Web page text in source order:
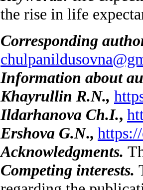
the rise in life
Corresponding
Information about
Khayrullin R.N.,
Ildarhanova Ch.I.,
Ershova G.N.,
Acknowledgments.
Competing interests.